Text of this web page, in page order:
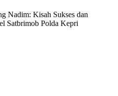
Nadim: Kisah Sukses dan
Satbrimob Polda Kepri